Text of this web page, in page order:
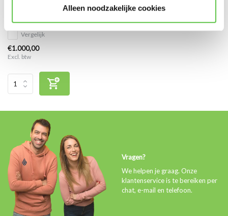
Alleen noodzakelijke cookies
Vergelijk
€1.000,00
Excl. btw
Vragen?
We helpen je graag. Onze
klantenservice is te bereiken per
chat, e-mail en telefoon.